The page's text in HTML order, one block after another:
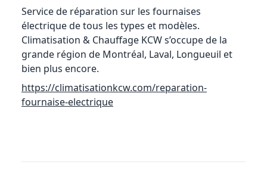
Service de réparation sur les fournaises
électrique de tous les types et modèles.
Climatisation & Chauffage KCW s’occupe de la
grande région de Montréal, Laval, Longueuil et
bien plus encore.
https://climatisationkcw.com/reparation-
fournaise-electrique